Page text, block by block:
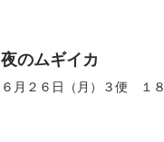
夜のムギイカ
６月２６日（月）３便 １